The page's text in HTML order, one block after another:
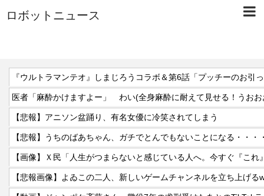
ロボットニュース
『ウルトラマンテオ』しまじろうコラボ＆第6話「プッチーのお引
医者「麻酔かけますよー」 わい(全身麻酔に耐えて見せる！うお
【悲報】アニソン盆踊り、有名女優に冷笑されてしまう
【悲報】うちのばあちゃん、ガチでとんでもないことになる・・・
【悲報画像】よゐこの二人、新しいゲームチャンネルを立ち上げる